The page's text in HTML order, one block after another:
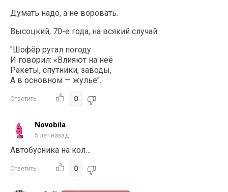
Думать надо, а не воровать.
Высоцкий, 70-е года, на всякий случай.
"Шофёр ругал погоду
И говорил: «Влияют на неё
Ракеты, спутники, заводы,
А в основном — жульё".
Ответить 0
Novobila
5 лет назад
Автобусника на кол…
Ответить 0